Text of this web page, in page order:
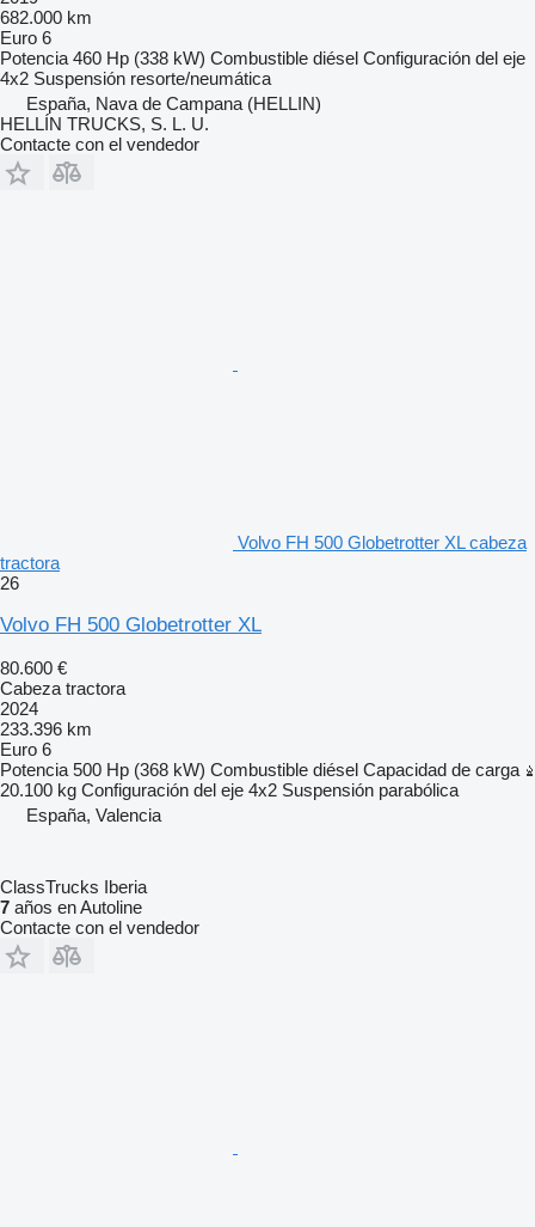
682.000 km
Euro 6
Potencia 460 Hp (338 kW) Combustible diésel Configuración del eje
4x2 Suspensión resorte/neumática
España, Nava de Campana (HELLIN)
HELLÍN TRUCKS, S. L. U.
Contacte con el vendedor
Volvo FH 500 Globetrotter XL cabeza
tractora
26
Volvo FH 500 Globetrotter XL
80.600 €
Cabeza tractora
2024
233.396 km
Euro 6
Potencia 500 Hp (368 kW) Combustible diésel Capacidad de carga
20.100 kg Configuración del eje 4x2 Suspensión parabólica
España, Valencia
ClassTrucks Iberia
7 años en Autoline
Contacte con el vendedor